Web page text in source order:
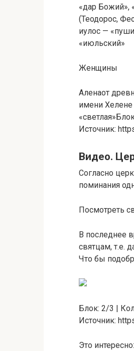
«дар Божий»,
(Теодорос,
иулос —
«июльский»
Женщины
Аленаот
имени Хелене
Источник:
Видео.
Согласно
поминания
Посмотреть
В последнее
святцам, т.е.
Что бы
Блок: 2/3 |
Источник:
Это интересно: